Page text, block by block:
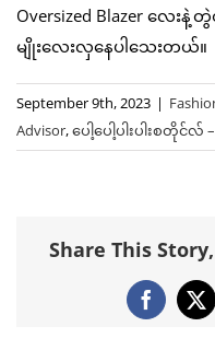
Oversized Blazer လေ
မျိုးလေးလှနေပါသေးတယ်။
September 9th, 2023 |
Advisor,ပေါ့ပေါ့ပါးပါးစတိုင်လ်
Share This
Facebook
X